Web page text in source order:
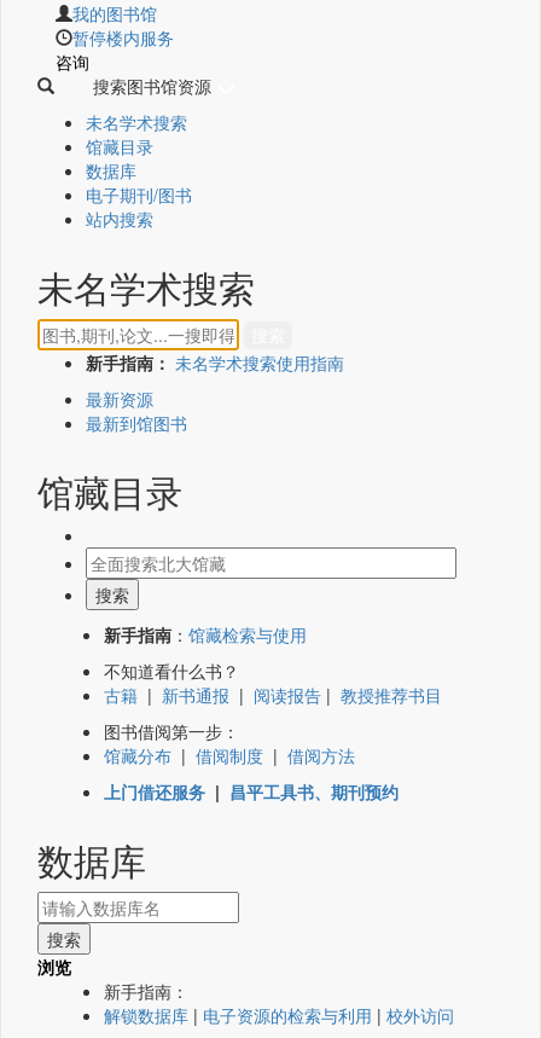
我的图书馆
暂停楼内服务
咨询
搜索图书馆资源
未名学术搜索
馆藏目录
数据库
电子期刊/图书
站内搜索
未名学术搜索
新手指南： 未名学术搜索使用指南
最新资源
最新到馆图书
馆藏目录
新手指南 ： 馆藏检索与使用
不知道看什么书？
古籍 | 新书通报 | 阅读报告 | 教授推荐书目
图书借阅第一步：
馆藏分布 | 借阅制度 | 借阅方法
上门借还服务 | 昌平工具书、期刊预约
数据库
浏览
新手指南：
解锁数据库 | 电子资源的检索与利用 | 校外访问